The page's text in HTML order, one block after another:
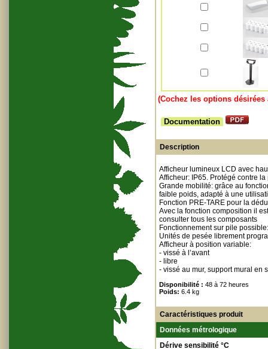
(Cochez les options
Documentation
Description
Afficheur lumineux LCD avec
Afficheur: IP65. Protégé contre
Grande mobilité: grâce au
faible poids, adapté à une
Fonction PRE-TARE pour la
Avec la fonction composition il
consulter tous les composants
Fonctionnement sur pile
Unités de pesée librement
Afficheur à position variable:
- vissé à l’avant
- libre
- vissé au mur, support mural en
Disponibilité : 48 à 72 heures
Poids: 6.4 kg
Caractéristiques produit
Données métrologique
Dérive sensibilité °C